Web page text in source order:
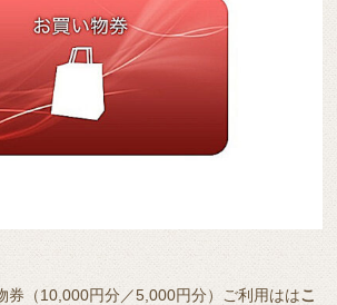
券（10,000円分／5,000円分）ご利用ははこ